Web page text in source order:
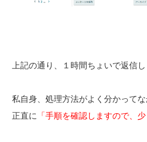
上記の通り、１時間ちょいで返信し
私自身、処理方法がよく分かってな
正直に
「手順を確認しますので、